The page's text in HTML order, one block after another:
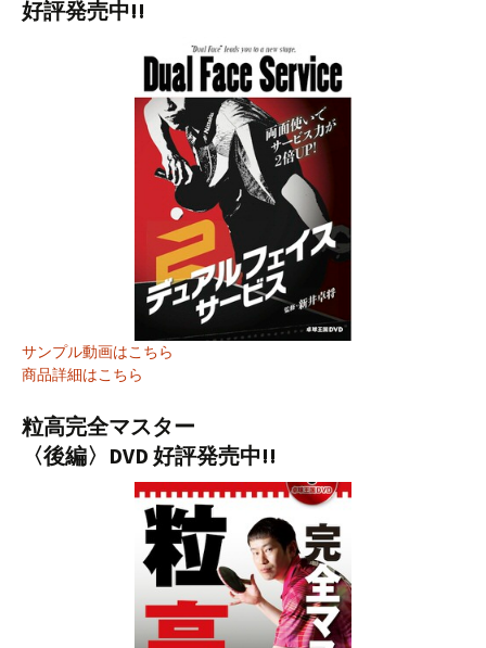
好評発売中!!
サンプル動画はこちら
商品詳細はこちら
粒高完全マスター
〈後編〉DVD 好評発売中!!